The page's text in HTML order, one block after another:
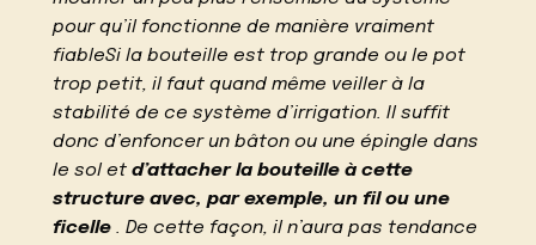
pour qu’il fonctionne de manière vraiment
fiableSi la bouteille est trop grande ou le pot
trop petit, il faut quand même veiller à la
stabilité de ce système d’irrigation. Il suffit
donc d’enfoncer un bâton ou une épingle dans
le sol etd’attacher la bouteille à cette
structure avec, par exemple, un fil ou une
ficelle . De cette façon, il n’aura pas tendance